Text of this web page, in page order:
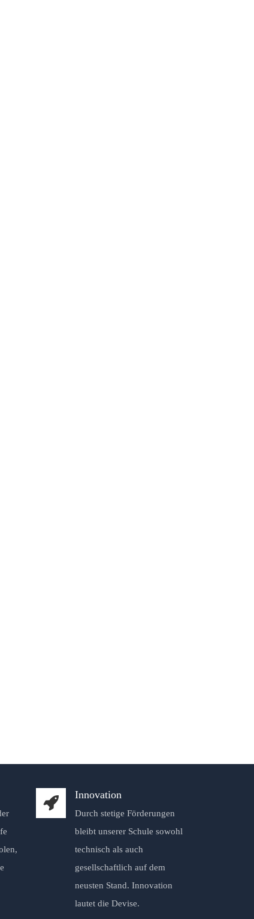
Innovation
Durch stetige Förderungen
bleibt unserer Schule sowohl
technisch als auch
gesellschaftlich auf dem
neusten Stand. Innovation
lautet die Devise.